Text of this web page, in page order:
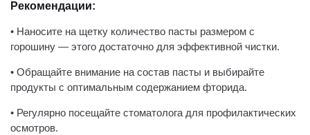
Рекомендации:
• Наносите на щетку количество пасты размером с
горошину — этого достаточно для эффективной чистки.
• Обращайте внимание на состав пасты и выбирайте
продукты с оптимальным содержанием фторида.
• Регулярно посещайте стоматолога для профилактических
осмотров.